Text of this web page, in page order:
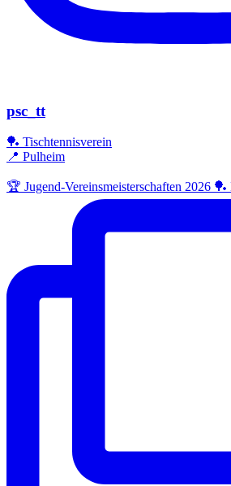
psc_tt
🏓 Tischtennisverein
📍 Pulheim
🏆 Jugend-Vereinsmeisterschaften 2026 🏓